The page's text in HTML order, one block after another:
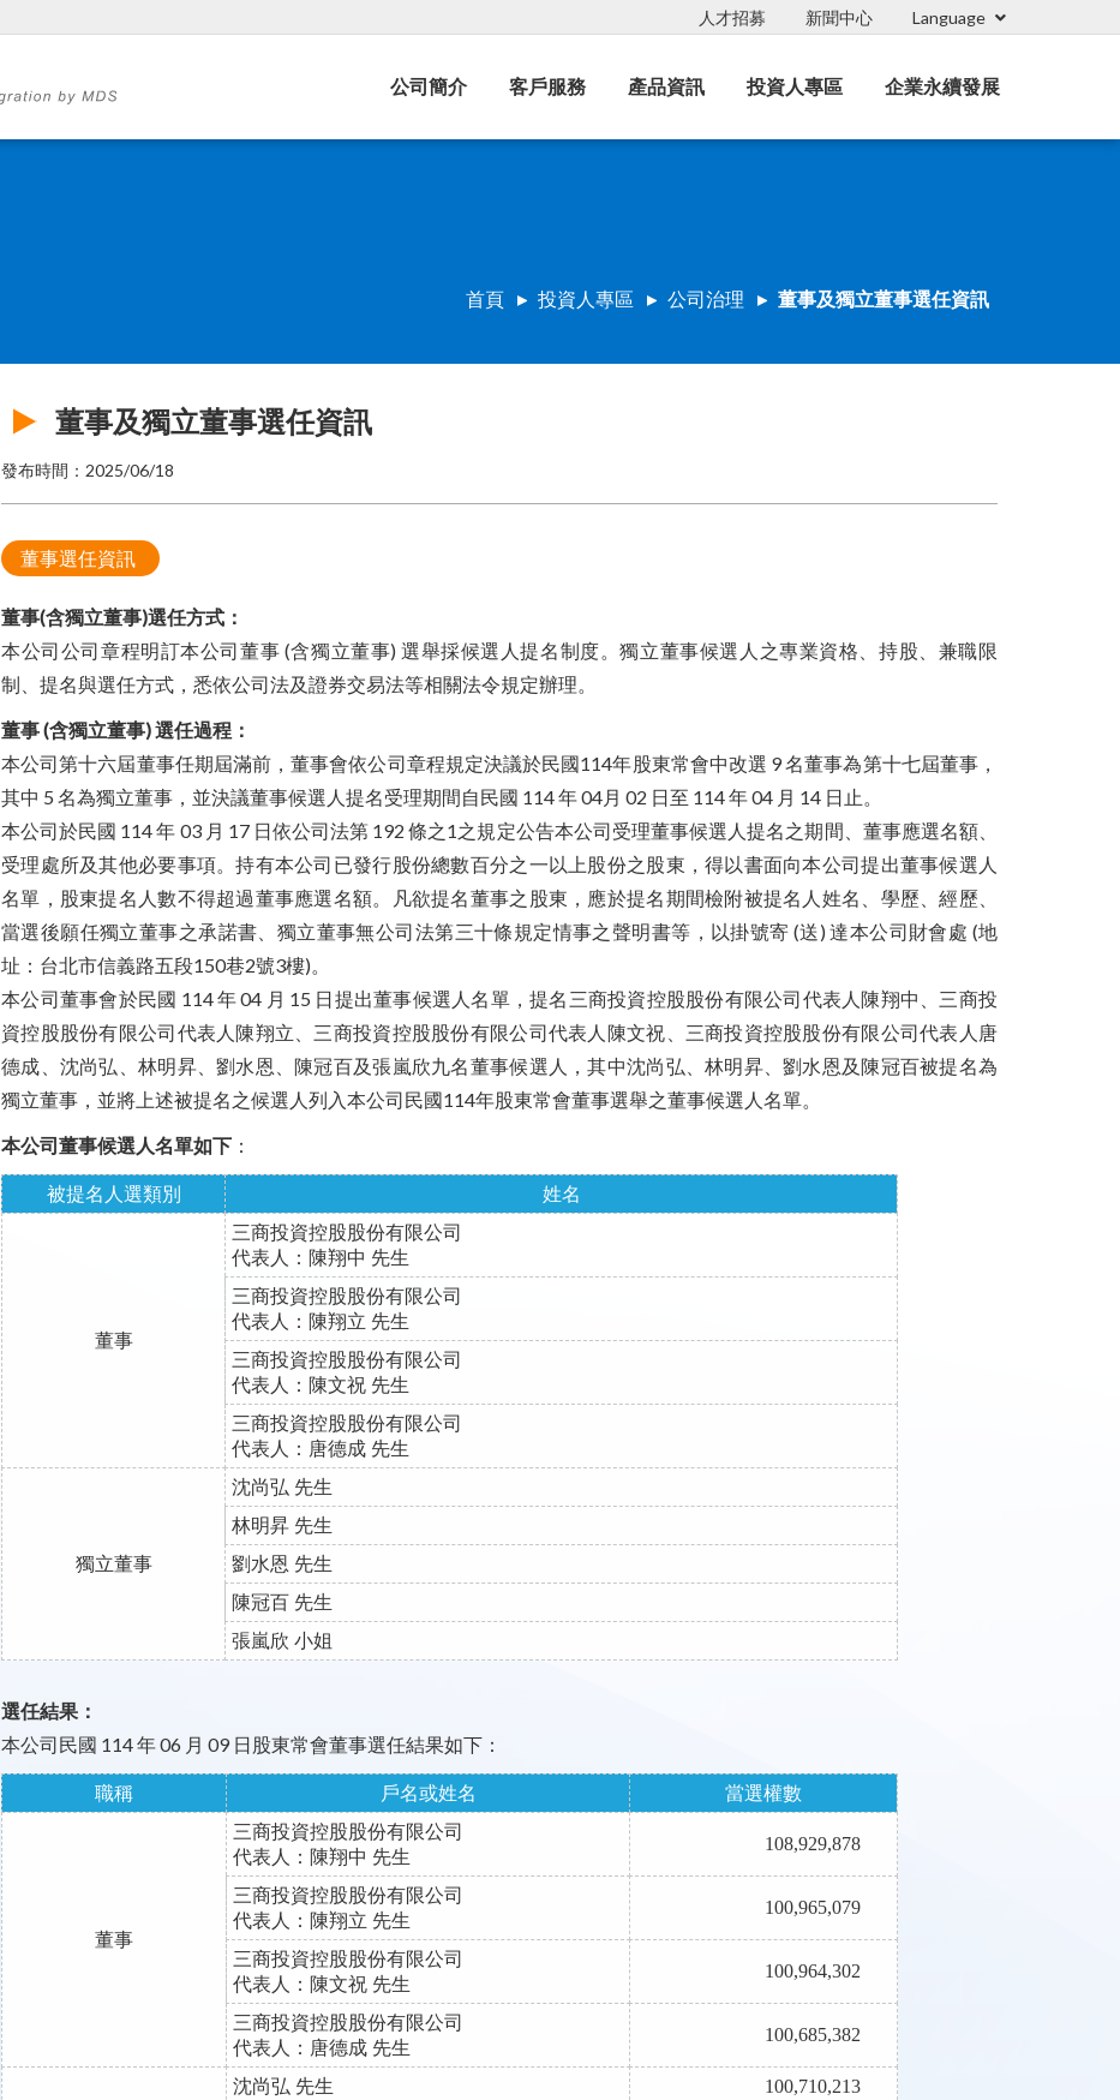
人才招募 新聞中心 Language
公司簡介 客戶服務 產品資訊 投資人專區 企業永續發展
首頁 投資人專區 公司治理 董事及獨立董事選任資訊
董事及獨立董事選任資訊
發布時間：2025/06/18
董事選任資訊
董事(含獨立董事)選任方式：
本公司公司章程明訂本公司董事 (含獨立董事) 選舉採候選人提名制度。獨立董事候選人之專業資格、持股、兼職限
制、提名與選任方式，悉依公司法及證券交易法等相關法令規定辦理。
董事 (含獨立董事) 選任過程：
本公司第十六屆董事任期屆滿前，董事會依公司章程規定決議於民國114年股東常會中改選 9 名董事為第十七屆董事，
其中 5 名為獨立董事，並決議董事候選人提名受理期間自民國 114 年 04月 02 日至 114 年 04 月 14 日止。
本公司於民國 114 年 03 月 17 日依公司法第 192 條之1之規定公告本公司受理董事候選人提名之期間、董事應選名額、
受理處所及其他必要事項。持有本公司已發行股份總數百分之一以上股份之股東，得以書面向本公司提出董事候選人
名單，股東提名人數不得超過董事應選名額。凡欲提名董事之股東，應於提名期間檢附被提名人姓名、學歷、經歷、
當選後願任獨立董事之承諾書、獨立董事無公司法第三十條規定情事之聲明書等，以掛號寄 (送) 達本公司財會處 (地
址：台北市信義路五段150巷2號3樓)。
本公司董事會於民國 114 年 04 月 15 日提出董事候選人名單，提名三商投資控股股份有限公司代表人陳翔中、三商投
資控股股份有限公司代表人陳翔立、三商投資控股股份有限公司代表人陳文祝、三商投資控股股份有限公司代表人唐
德成、沈尚弘、林明昇、劉水恩、陳冠百及張嵐欣九名董事候選人，其中沈尚弘、林明昇、劉水恩及陳冠百被提名為
獨立董事，並將上述被提名之候選人列入本公司民國114年股東常會董事選舉之董事候選人名單。
本公司董事候選人名單如下 ：
被提名人選類別 姓名
董事
三商投資控股股份有限公司
代表人：陳翔中 先生
三商投資控股股份有限公司
代表人：陳翔立 先生
三商投資控股股份有限公司
代表人：陳文祝 先生
三商投資控股股份有限公司
代表人：唐德成 先生
獨立董事
沈尚弘 先生
林明昇 先生
劉水恩 先生
陳冠百 先生
張嵐欣 小姐
選任結果：
本公司民國 114 年 06 月 09 日股東常會董事選任結果如下：
職稱 戶名或姓名 當選權數
董事
三商投資控股股份有限公司
代表人：陳翔中 先生
108,929,878
三商投資控股股份有限公司
代表人：陳翔立 先生
100,965,079
三商投資控股股份有限公司
代表人：陳文祝 先生
100,964,302
三商投資控股股份有限公司
代表人：唐德成 先生
100,685,382
沈尚弘 先生
100,710,213